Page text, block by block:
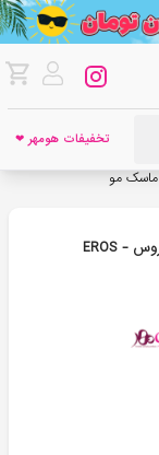
تخفیفات هومهر ❤
ماسک مو